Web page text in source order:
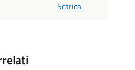
Scarica